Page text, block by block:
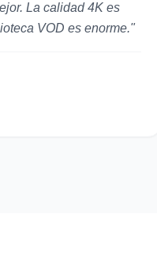
La calidad 4K es
VOD es enorme."